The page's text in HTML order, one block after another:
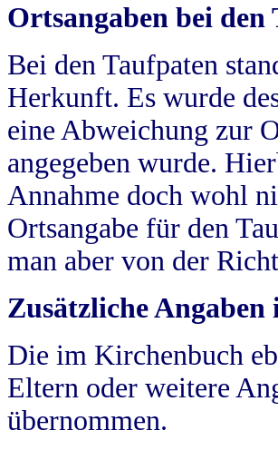
Ortsangaben bei den
Bei den Taufpaten
Herkunft. Es wurde
eine Abweichung zur
angegeben wurde.
Annahme doch wohl
Ortsangabe für den
man aber von der
Zusätzliche
Die im Kirchenbuch
Eltern oder weitere
übernommen.